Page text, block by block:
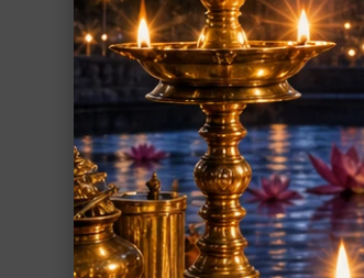
その他
インド占星術
繁栄・開運